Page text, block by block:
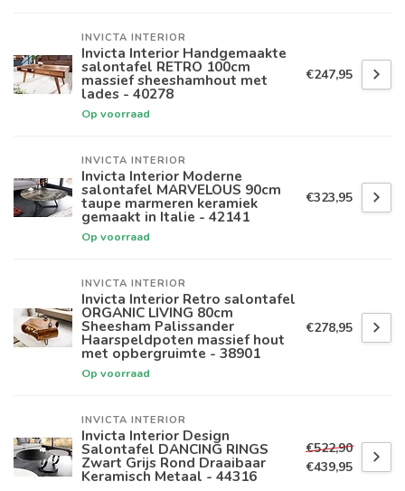
INVICTA INTERIOR
Invicta Interior Handgemaakte
salontafel RETRO 100cm
massief sheeshamhout met
lades - 40278
Op voorraad
€247,95
INVICTA INTERIOR
Invicta Interior Moderne
salontafel MARVELOUS 90cm
taupe marmeren keramiek
gemaakt in Italie - 42141
Op voorraad
€323,95
INVICTA INTERIOR
Invicta Interior Retro salontafel
ORGANIC LIVING 80cm
Sheesham Palissander
Haarspeldpoten massief hout
met opbergruimte - 38901
Op voorraad
€278,95
INVICTA INTERIOR
Invicta Interior Design
Salontafel DANCING RINGS
Zwart Grijs Rond Draaibaar
Keramisch Metaal - 44316
€522,90
€439,95